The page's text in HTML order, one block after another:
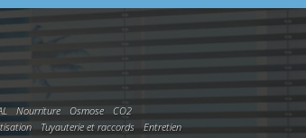
Nourriture Osmose
CO2
Tuyauterie et raccords
Entretien